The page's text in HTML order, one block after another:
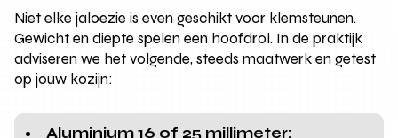
Niet elke jaloezie is even geschikt voor klemsteunen.
Gewicht en diepte spelen een hoofdrol. In de praktijk
adviseren we het volgende, steeds maatwerk en getest
op jouw kozijn:
Aluminium 16 of 25 millimeter: